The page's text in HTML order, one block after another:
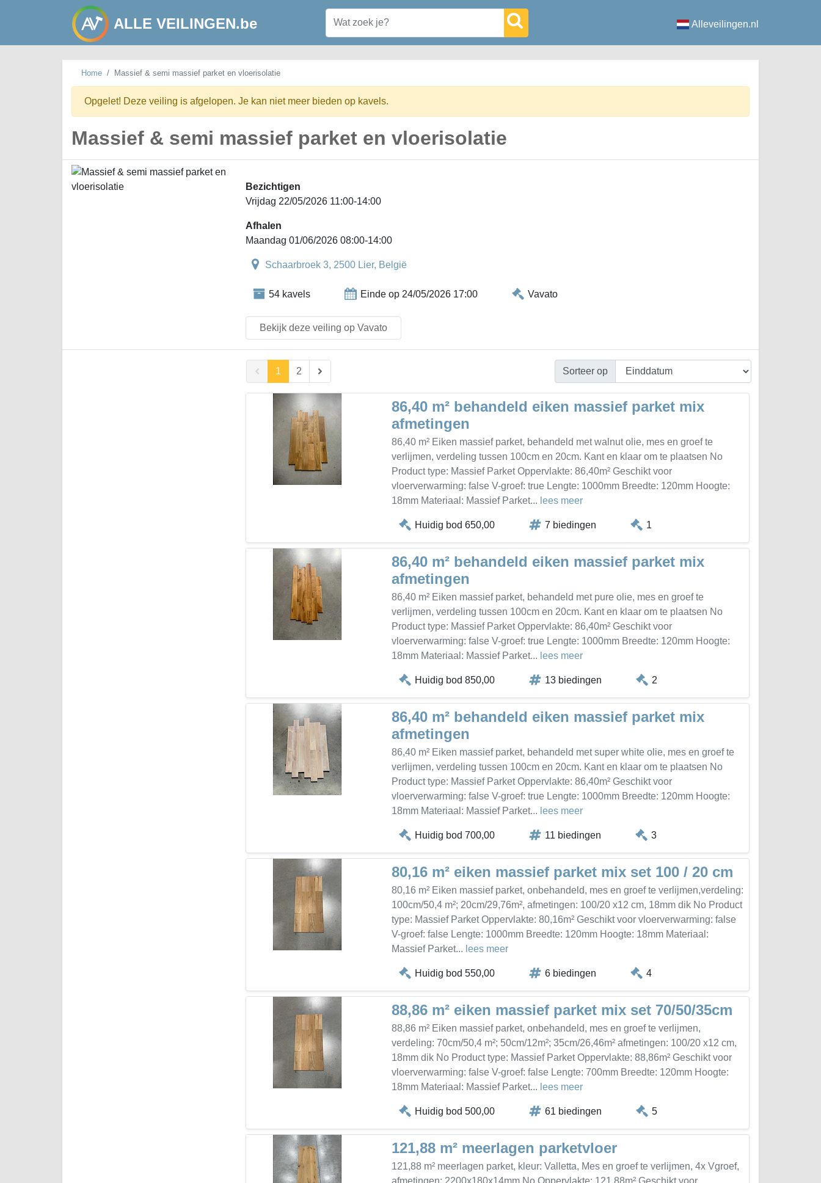
ALLE VEILINGEN.be Alleveilingen.nl
Home Massief & semi massief parket en vloerisolatie
Opgelet! Deze veiling is afgelopen. Je kan niet meer bieden op kavels.
Massief & semi massief parket en vloerisolatie
Bezichtigen
Vrijdag 22/05/2026 11:00-14:00
Afhalen
Maandag 01/06/2026 08:00-14:00
Schaarbroek 3, 2500 Lier, België
54 kavels Einde op 24/05/2026 17:00 Vavato
Bekijk deze veiling op Vavato
1 2 Sorteer op
86,40 m² behandeld eiken massief parket mix
afmetingen
86,40 m² Eiken massief parket, behandeld met walnut olie, mes en groef te
verlijmen, verdeling tussen 100cm en 20cm. Kant en klaar om te plaatsen No
Product type: Massief Parket Oppervlakte: 86,40m² Geschikt voor
vloerverwarming: false V-groef: true Lengte: 1000mm Breedte: 120mm Hoogte:
18mm Materiaal: Massief Parket... lees meer
Huidig bod 650,00 7 biedingen 1
86,40 m² behandeld eiken massief parket mix
afmetingen
86,40 m² Eiken massief parket, behandeld met pure olie, mes en groef te
verlijmen, verdeling tussen 100cm en 20cm. Kant en klaar om te plaatsen No
Product type: Massief Parket Oppervlakte: 86,40m² Geschikt voor
vloerverwarming: false V-groef: true Lengte: 1000mm Breedte: 120mm Hoogte:
18mm Materiaal: Massief Parket... lees meer
Huidig bod 850,00 13 biedingen 2
86,40 m² behandeld eiken massief parket mix
afmetingen
86,40 m² Eiken massief parket, behandeld met super white olie, mes en groef te
verlijmen, verdeling tussen 100cm en 20cm. Kant en klaar om te plaatsen No
Product type: Massief Parket Oppervlakte: 86,40m² Geschikt voor
vloerverwarming: false V-groef: true Lengte: 1000mm Breedte: 120mm Hoogte:
18mm Materiaal: Massief Parket... lees meer
Huidig bod 700,00 11 biedingen 3
80,16 m² eiken massief parket mix set 100 / 20 cm
80,16 m² Eiken massief parket, onbehandeld, mes en groef te verlijmen,verdeling:
100cm/50,4 m²; 20cm/29,76m², afmetingen: 100/20 x12 cm, 18mm dik No Product
type: Massief Parket Oppervlakte: 80,16m² Geschikt voor vloerverwarming: false
V-groef: false Lengte: 1000mm Breedte: 120mm Hoogte: 18mm Materiaal:
Massief Parket... lees meer
Huidig bod 550,00 6 biedingen 4
88,86 m² eiken massief parket mix set 70/50/35cm
88,86 m² Eiken massief parket, onbehandeld, mes en groef te verlijmen,
verdeling: 70cm/50,4 m²; 50cm/12m²; 35cm/26,46m² afmetingen: 100/20 x12 cm,
18mm dik No Product type: Massief Parket Oppervlakte: 88,86m² Geschikt voor
vloerverwarming: false V-groef: false Lengte: 700mm Breedte: 120mm Hoogte:
18mm Materiaal: Massief Parket... lees meer
Huidig bod 500,00 61 biedingen 5
121,88 m² meerlagen parketvloer
121,88 m² meerlagen parket, kleur: Valletta, Mes en groef te verlijmen, 4x Vgroef,
afmetingen: 2200x180x14mm No Oppervlakte: 121,88m² Geschikt voor